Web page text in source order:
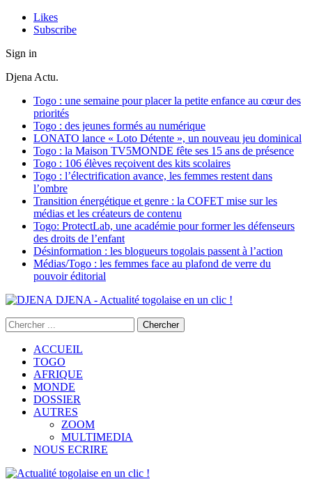
Likes
Subscribe
Sign in
Djena Actu.
Togo : une semaine pour placer la petite enfance au cœur des
priorités
Togo : des jeunes formés au numérique
LONATO lance « Loto Détente », un nouveau jeu dominical
Togo : la Maison TV5MONDE fête ses 15 ans de présence
Togo : 106 élèves reçoivent des kits scolaires
Togo : l’électrification avance, les femmes restent dans
l’ombre
Transition énergétique et genre : la COFET mise sur les
médias et les créateurs de contenu
Togo: ProtectLab, une académie pour former les défenseurs
des droits de l’enfant
Désinformation : les blogueurs togolais passent à l’action
Médias/Togo : les femmes face au plafond de verre du
pouvoir éditorial
DJENA - Actualité togolaise en un clic !
ACCUEIL
TOGO
AFRIQUE
MONDE
DOSSIER
AUTRES
ZOOM
MULTIMEDIA
NOUS ECRIRE